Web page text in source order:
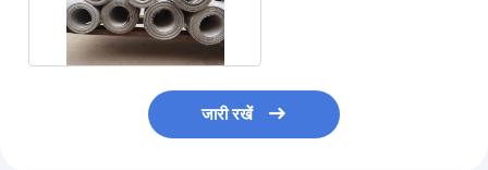
जारी रखें